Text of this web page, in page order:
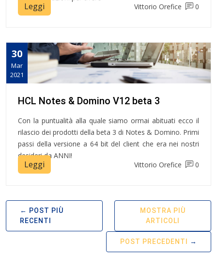
Leggi Vittorio Orefice 0
30
Mar
2021
HCL Notes & Domino V12 beta 3
Con la puntualità alla quale siamo ormai abituati ecco il
rilascio dei prodotti della beta 3 di Notes & Domino. Primi
passi della versione a 64 bit del client che era nei nostri
desideri da ANNI!
Leggi Vittorio Orefice 0
POST PIÙ
RECENTI
MOSTRA PIÙ
ARTICOLI
POST PRECEDENTI